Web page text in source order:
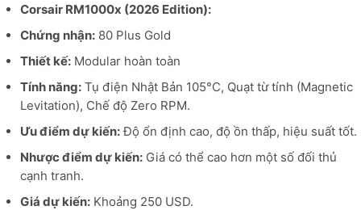
Corsair RM1000x (2026 Edition):
Chứng nhận:80 Plus Gold
Thiết kế:Modular hoàn toàn
Tính năng:Tụ điện Nhật Bản 105°C, Quạt từ tính (Magnetic
Levitation), Chế độ Zero RPM.
Ưu điểm dự kiến:Độ ổn định cao, độ ồn thấp, hiệu suất tốt.
Nhược điểm dự kiến:Giá có thể cao hơn một số đối thủ
cạnh tranh.
Giá dự kiến:Khoảng 250 USD.